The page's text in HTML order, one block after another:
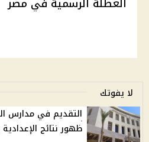
لا يفوتك
ظهور نتائج